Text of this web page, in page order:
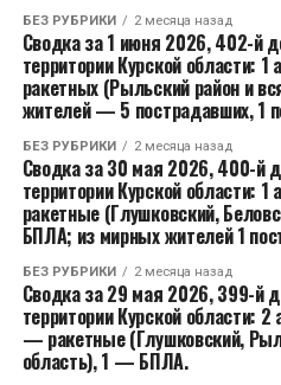
БЕЗ РУБРИКИ 2 месяца назад
Сводка за 1 июня 2026, 402-й
территории Курской области:
ракетных (Рыльский район и
жителей — 5 пострадавших, 1
БЕЗ РУБРИКИ 2 месяца назад
Сводка за 30 мая 2026, 400-й
территории Курской области:
ракетные (Глушковский,
БПЛА; из мирных жителей 1
БЕЗ РУБРИКИ 2 месяца назад
Сводка за 29 мая 2026, 399-й
территории Курской области:
— ракетные (Глушковский,
область), 1 — БПЛА.